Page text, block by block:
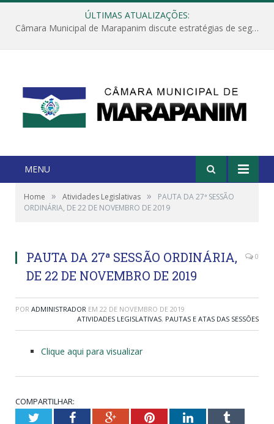
ÚLTIMAS ATUALIZAÇÕES:
Câmara Municipal de Marapanim discute estratégias de segurança com autoridades e poder executivo
MENU
Home » Atividades Legislativas »
PAUTA DA 27ª SESSÃO
ORDINÁRIA, DE 22 DE NOVEMBRO DE 2019
PAUTA DA 27ª SESSÃO ORDINÁRIA,
DE 22 DE NOVEMBRO DE 2019
0
POR ADMINISTRADOR EM 22 DE NOVEMBRO DE 2019
ATIVIDADES LEGISLATIVAS, PAUTAS E ATAS DAS SESSÕES
Clique aqui para visualizar
COMPARTILHAR:
TwitterFacebookGoogle+PinterestLinkedInTumblr